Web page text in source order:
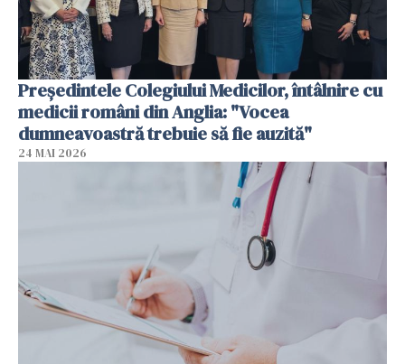
Președintele Colegiului Medicilor, întâlnire cu
medicii români din Anglia: "Vocea
dumneavoastră trebuie să fie auzită"
24 MAI 2026